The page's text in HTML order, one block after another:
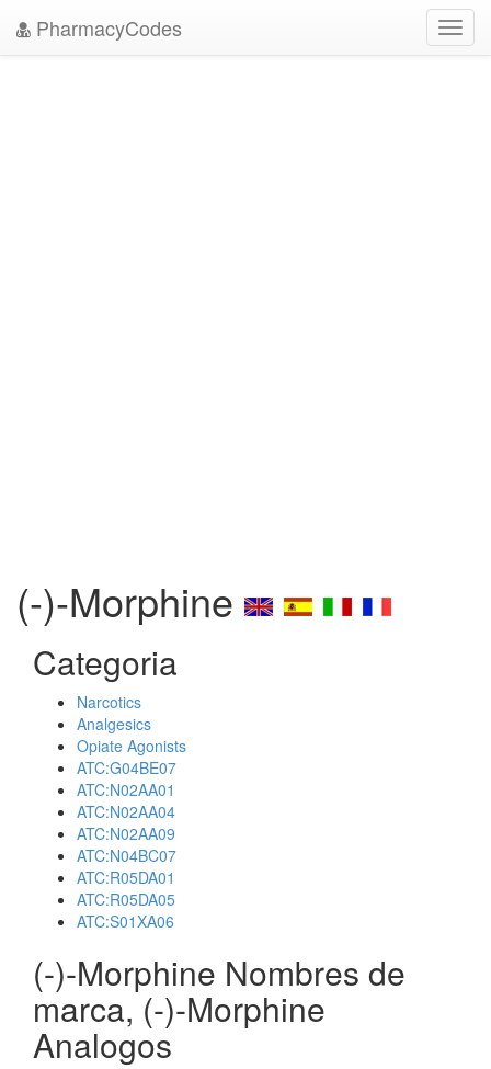
PharmacyCodes
(-)-Morphine
Categoria
Narcotics
Analgesics
Opiate Agonists
ATC:G04BE07
ATC:N02AA01
ATC:N02AA04
ATC:N02AA09
ATC:N04BC07
ATC:R05DA01
ATC:R05DA05
ATC:S01XA06
(-)-Morphine Nombres de
marca, (-)-Morphine
Analogos